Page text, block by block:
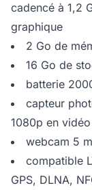
cadencé à 1,2
graphique
2 Go de
16 Go de
batterie
capteur
1080p en vidéo
webcam 5
compatible
GPS, DLNA,